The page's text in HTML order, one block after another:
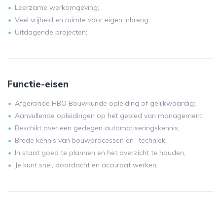
Leerzame werkomgeving;
Veel vrijheid en ruimte voor eigen inbreng;
Uitdagende projecten;
Functie-eisen
Afgeronde HBO Bouwkunde opleiding of gelijkwaardig;
Aanvullende opleidingen op het gebied van management
Beschikt over een gedegen automatiseringskennis;
Brede kennis van bouwprocessen en -techniek;
In staat goed te plannen en het overzicht te houden;
Je kunt snel, doordacht en accuraat werken;